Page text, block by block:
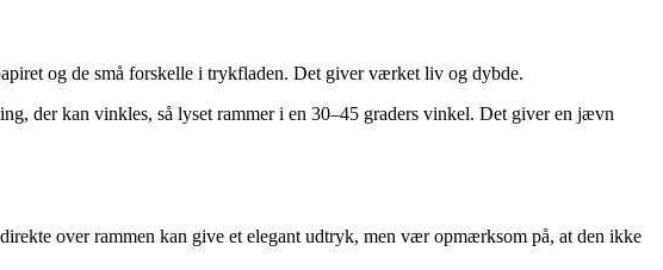
og de små forskelle i trykfladen. Det giver værket liv og dybde.
der kan vinkles, så lyset rammer i en 30–45 graders vinkel. Det giver en jævn
over rammen kan give et elegant udtryk, men vær opmærksom på, at den ikke